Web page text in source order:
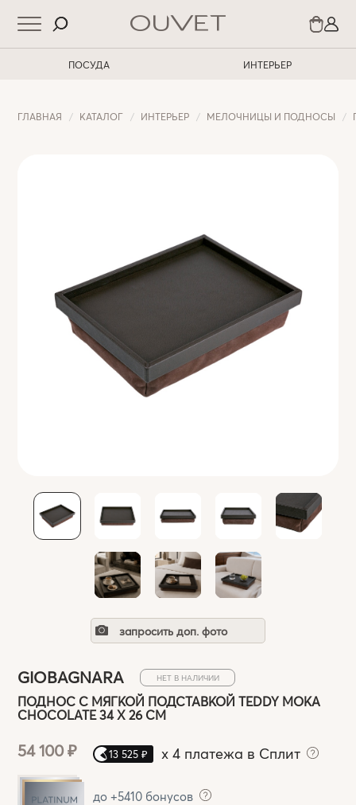
ПОСУДА ИНТЕРЬЕР
ГЛАВНАЯ КАТАЛОГ ИНТЕРЬЕР МЕЛОЧНИЦЫ И ПОДНОСЫ
запросить доп. фото
GIOBAGNARA НЕТ В НАЛИЧИИ
ПОДНОС С МЯГКОЙ ПОДСТАВКОЙ TEDDY MOKA
CHOCOLATE 34 X 26 СМ
54 100 ₽ 13 525 ₽ x 4 платежа в Сплит
до +5410 бонусов